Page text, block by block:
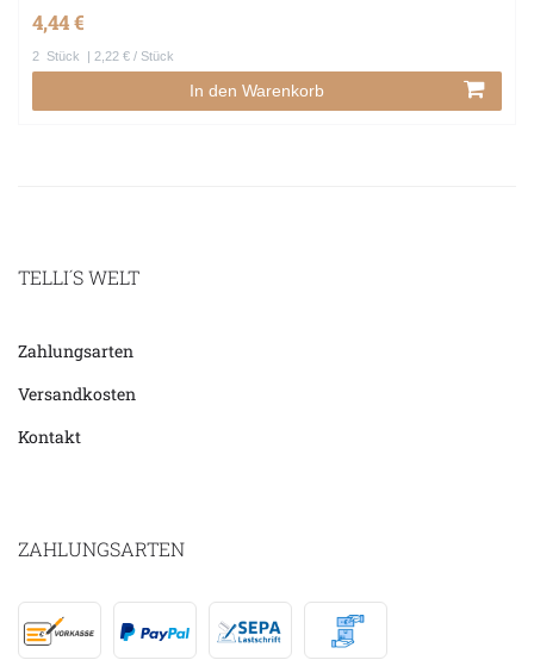
4,44 €
2 Stück | 2,22 € / Stück
In den Warenkorb
TELLI´S WELT
Zahlungsarten
Versandkosten
Kontakt
ZAHLUNGSARTEN